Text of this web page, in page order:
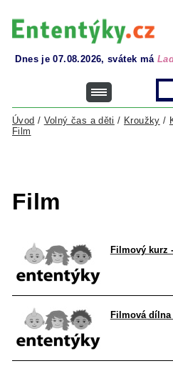
Dnes je 07.08.2026, svátek má
Úvod / Volný čas a děti / Kroužky /
Film
Film
Filmový kurz
Filmová dílna